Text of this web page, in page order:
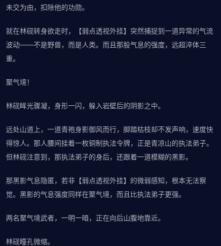
未交为由，扣除他的功勋。
就在林砚转身欲走时，【弱点透视外挂】突然捕捉到一道异常的气流
波动——不是野兽，而是人类。而且那股气息的强度，远超淬体三
重。
聚气境！
林砚眸光骤凝，身形一闪，躲入岩壁后的阴影之中。
远处山道上，一道青袍身影御风而行，脚踏枯枝却不发声响，速度快
得惊人。那人腰间挂着一枚铜制执法令牌，正是青凉山的执法弟子。
但林砚注意到，那执法弟子的身后，还跟着一道模糊的黑影。
那黑影气息隐匿，若非【弱点透视外挂】的微弱感知，根本无法察
觉。黑影的气息强度同样在聚气境，而且比执法弟子更强。
两名聚气境武者，一明一暗，正在向后山腹地靠近。
林砚瞳孔微缩。